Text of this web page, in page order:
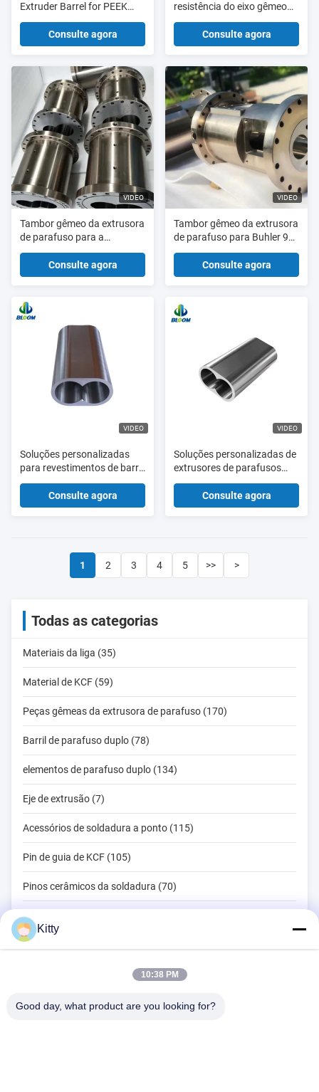
Extruder Barrel for PEEK
Plastic Extrusion
Consulte agora
resistência do eixo gêmeo
do parafuso do elemento do
parafuso do tambor da
extrusora de parafuso -
Consulte agora
VIDEO
Tambor gêmeo da extrusora
de parafuso para a
transformação de produtos
alimentares e a indústria
química
Consulte agora
VIDEO
Tambor gêmeo da extrusora
de parafuso para Buhler 90
usado na vária aplicação da
transformação de produtos
alimentares
Consulte agora
VIDEO
Soluções personalizadas
para revestimentos de barril
de extrusores de parafuso
duplo para ambientes de
corrosão de alto desgaste
Consulte agora
VIDEO
Soluções personalizadas de
extrusores de parafusos
duplos para revestimentos
de barris na produção de
reciclagem de plásticos
Consulte agora
1 2 3 4 5 >> >
Todas as categorias
Materiais da liga (35)
Material de KCF (59)
Peças gêmeas da extrusora de parafuso (170)
Barril de parafuso duplo (78)
elementos de parafuso duplo (134)
Eje de extrusão (7)
Acessórios de soldadura a ponto (115)
Pin de guia de KCF (105)
Pinos cerâmicos da soldadura (70)
Ferramentas de soldadura por ponto (134)
Máquina de soldadura do ponto da resistência (18)
Kitty
10:38 PM
Good day, what product are you looking for?